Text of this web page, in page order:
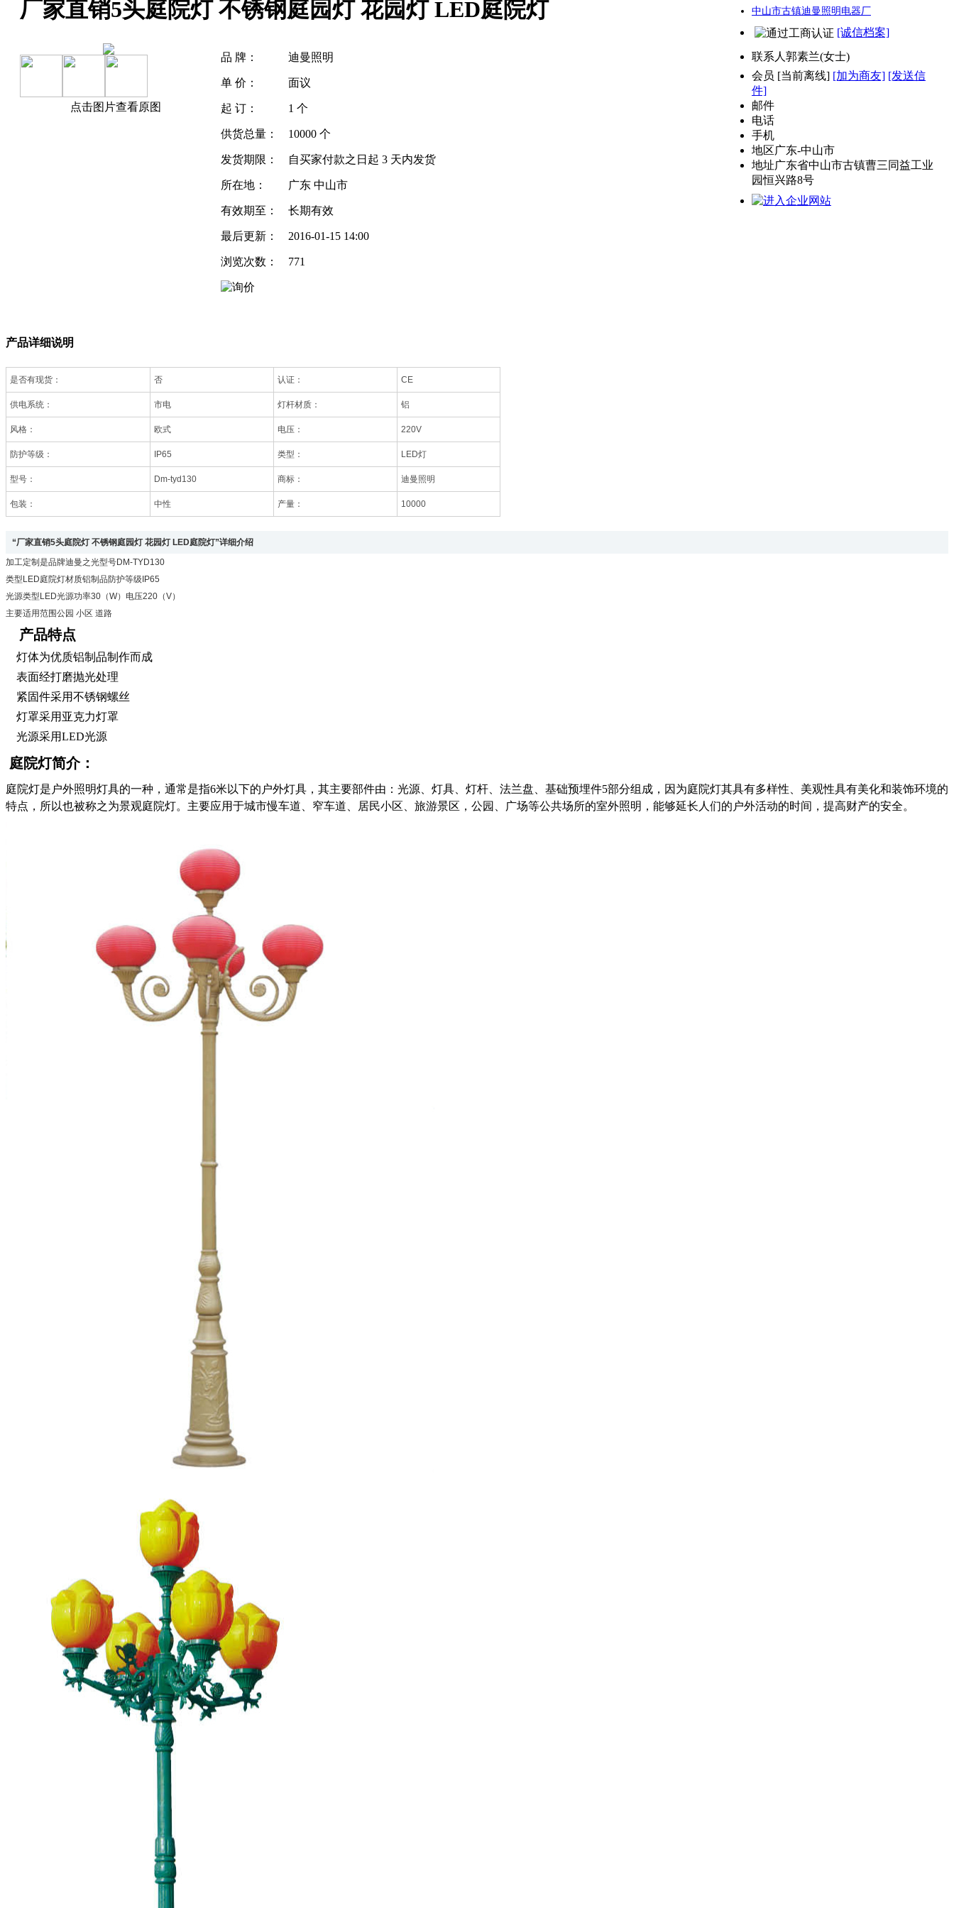
厂家直销5头庭院灯 不锈钢庭园灯 花园灯 LED庭院灯
点击图片查看原图
品 牌： 迪曼照明
单 价： 面议
起 订： 1 个
供货总量： 10000 个
发货期限： 自买家付款之日起 3 天内发货
所在地： 广东 中山市
有效期至： 长期有效
最后更新： 2016-01-15 14:00
浏览次数： 771
中山市古镇迪曼照明电器厂
[诚信档案]
联系人 郭素兰(女士)
会员 [当前离线] [加为商友] [发送信
件]
邮件
电话
手机
地区广东-中山市
地址广东省中山市古镇曹三同益工业
园恒兴路8号
产品详细说明
是否有现货： 否 认证： CE
供电系统： 市电 灯杆材质： 铝
风格： 欧式 电压： 220V
防护等级： IP65 类型： LED灯
型号： Dm-tyd130 商标： 迪曼照明
包装： 中性 产量： 10000
“厂家直销5头庭院灯 不锈钢庭园灯 花园灯 LED庭院灯”详细介绍
加工定制 是品牌迪曼之光型号DM-TYD130
类型 LED庭院灯材质铝制品防护等级 IP65
光源类型 LED光源功率30（W） 电压220（V）
主要适用范围公园 小区 道路
产品特点
灯体为优质铝制品制作而成
表面经打磨抛光处理
紧固件采用不锈钢螺丝
灯罩采用亚克力灯罩
光源采用LED光源
庭院灯简介：
庭院灯是户外照明灯具的一种，通常是指6米以下的户外灯具，其主要部件由：光源、灯具、灯杆、法兰盘、基础预埋件5部分组成，因为庭院灯其具有多样性、美观性具有美化和装饰环境的
特点，所以也被称之为景观庭院灯。主要应用于城市慢车道、窄车道、居民小区、旅游景区，公园、广场等公共场所的室外照明，能够延长人们的户外活动的时间，提高财产的安全。